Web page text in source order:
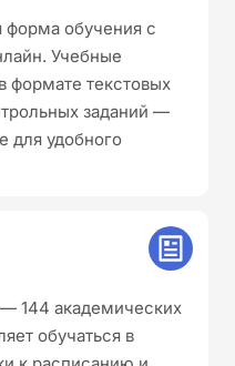
форма обучения с
Учебные
формате текстовых
заданий —
для удобного
144 академических
обучаться в